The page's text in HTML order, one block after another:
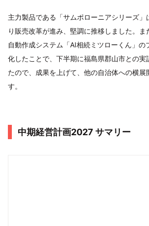
主力製品である「サムポローニアシリーズ」
り販売改革が進み、堅調に推移しました。ま
自動作成システム「AI相続ミツローくん」の
化したことで、下半期に福島県郡山市との実
たので、成果を上げて、他の自治体への横展
す。
中期経営計画2027 サマリー